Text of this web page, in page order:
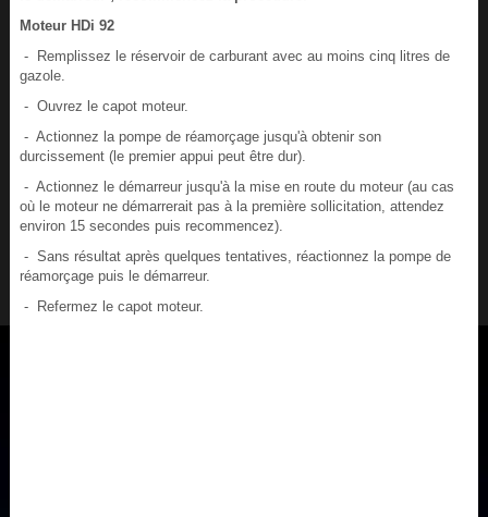
Moteur HDi 92
- Remplissez le réservoir de carburant avec au moins cinq litres de
gazole.
- Ouvrez le capot moteur.
- Actionnez la pompe de réamorçage jusqu'à obtenir son
durcissement (le premier appui peut être dur).
- Actionnez le démarreur jusqu'à la mise en route du moteur (au cas
où le moteur ne démarrerait pas à la première sollicitation, attendez
environ 15 secondes puis recommencez).
- Sans résultat après quelques tentatives, réactionnez la pompe de
réamorçage puis le démarreur.
- Refermez le capot moteur.